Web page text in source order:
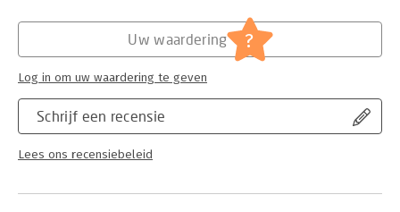
Hoofdrubriek: IT-management / ICT
Schrijf een recensie
Lees ons recensiebeleid
Uw waardering ?
Log in om uw waardering te geven